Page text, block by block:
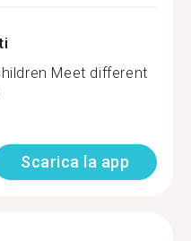
Meet different
Scarica la app